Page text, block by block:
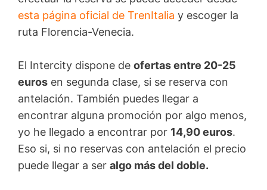
esta página oficial de TrenItalia y escoger la
ruta Florencia-Venecia.
El Intercity dispone de ofertas entre 20-25
euros en segunda clase, si se reserva con
antelación. También puedes llegar a
encontrar alguna promoción por algo menos,
yo he llegado a encontrar por 14,90 euros.
Eso si, si no reservas con antelación el precio
puede llegar a ser algo más del doble.